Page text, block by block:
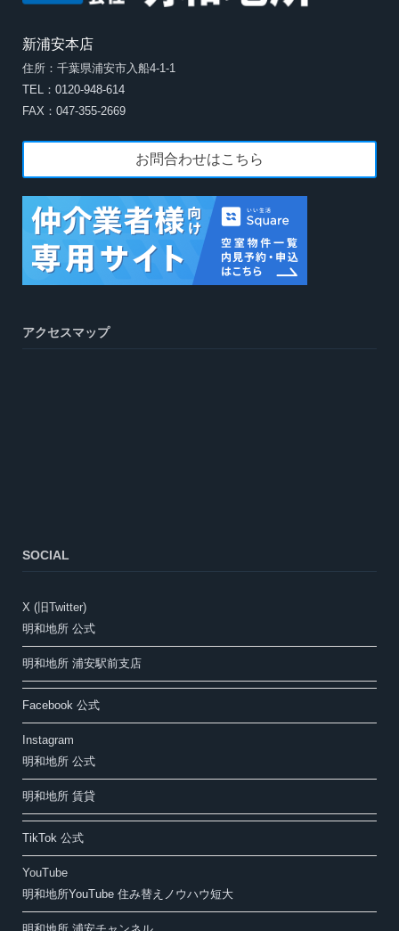
新浦安本店
住所：千葉県浦安市入船4-1-1
TEL：0120-948-614
FAX：047-355-2669
お問合わせはこちら
アクセスマップ
SOCIAL
X (旧Twitter)
明和地所 公式
明和地所 浦安駅前支店
Facebook 公式
Instagram
明和地所 公式
明和地所 賃貸
TikTok 公式
YouTube
明和地所YouTube 住み替えノウハウ短大